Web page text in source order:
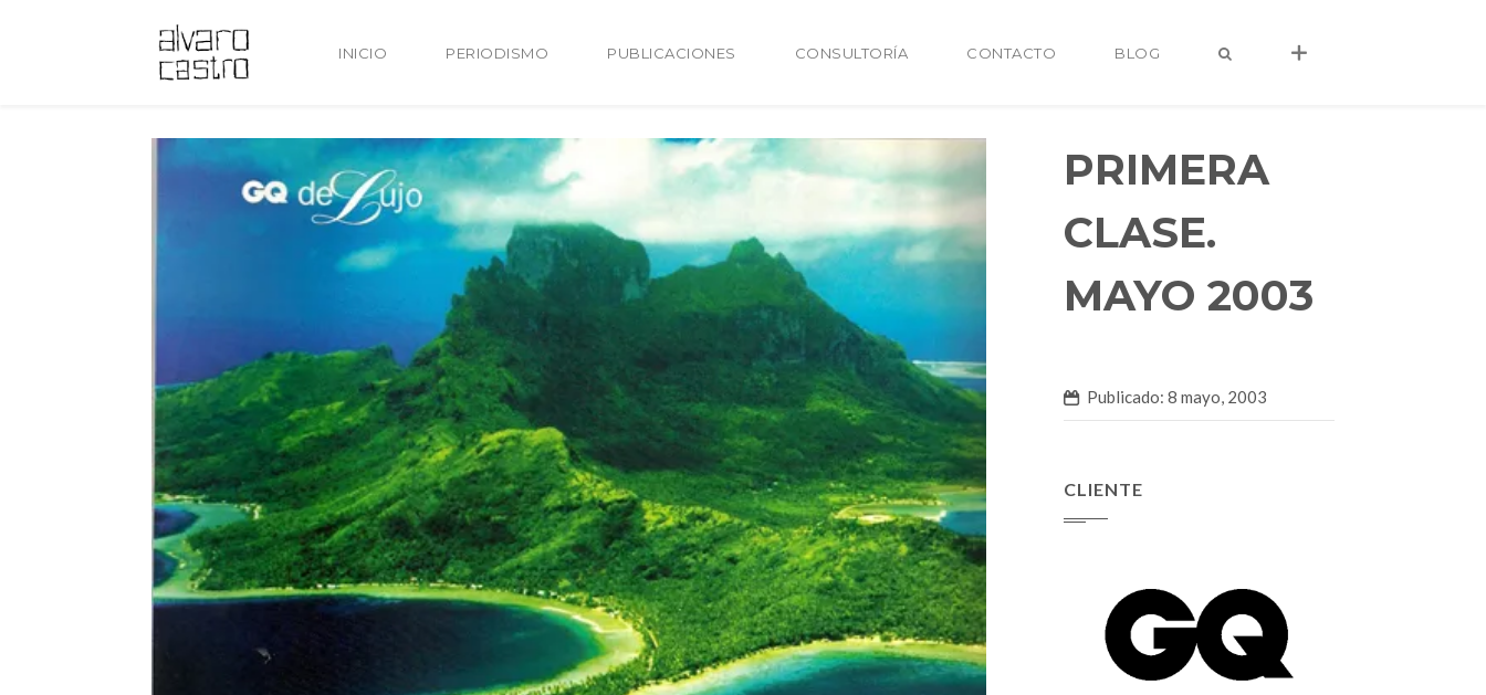
INICIO PERIODISMO PUBLICACIONES CONSULTORÍA CONTACTO BLOG
PRIMERA
CLASE.
MAYO 2003
Publicado: 8 mayo, 2003
CLIENTE